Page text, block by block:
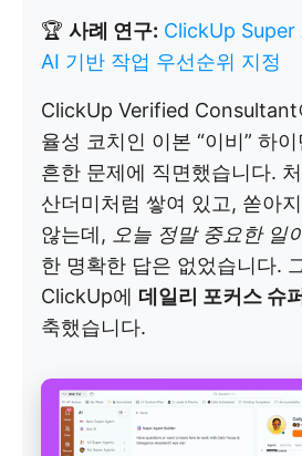
🏆 사례 연구: ClickUp
AI 기반 작업 우선순위 지정
ClickUp Verified Consultant
율성 코치인 이본 “이비” 하
흔한 문제에 직면했습니다.
산더미처럼 쌓여 있고, 쏟아
않는데, 오늘 정말 중요한 일
한 명확한 답은 없었습니다.
ClickUp에 데일리 포커스 슈
축했습니다.